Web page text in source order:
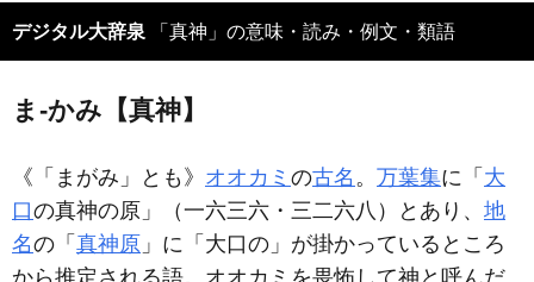
デジタル大辞泉 「真神」の意味・読み・例文・類語
ま‐かみ【真神】
《「まがみ」とも》 オオカミ の古名 。 万葉集に「 大
口の真神の原」（一六三六・三二六八）とあり、 地
名の「 真神原 」に「大口の」が掛かっているところ
から推定される語。オオカミを畏怖して神と呼んだ